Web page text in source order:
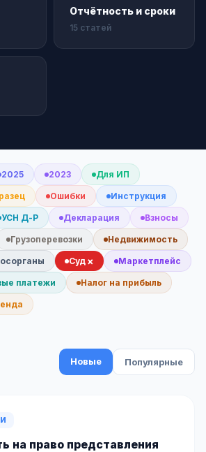
Отчётность и сроки
15 статей
2025 2023 Для ИП
Ошибки Инструкция
УСН Д-Р Декларация Взносы
Грузоперевозки Недвижимость
Суд × Маркетплейс
платежи Налог на прибыль
Новые Популярные
на право представления